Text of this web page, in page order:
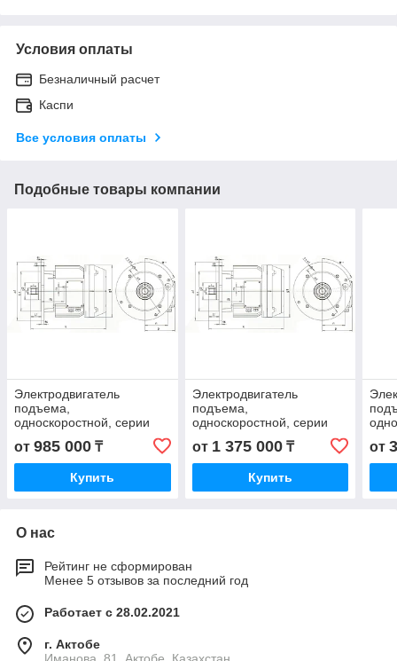
Условия оплаты
Безналичный расчет
Каспи
Все условия оплаты
Подобные товары компании
Электродвигатель
подъема,
односкоростной, серии
VAT, HVAT КВЕ 3002-6
от 985 000 ₸
Купить
Электродвигатель
подъема,
односкоростной, серии
VAT, HVAT КВЕ 4002-6
от 1 375 000₸
Купить
от
О нас
Рейтинг не сформирован
Менее 5 отзывов за последний год
Работает с 28.02.2021
г. Актобе